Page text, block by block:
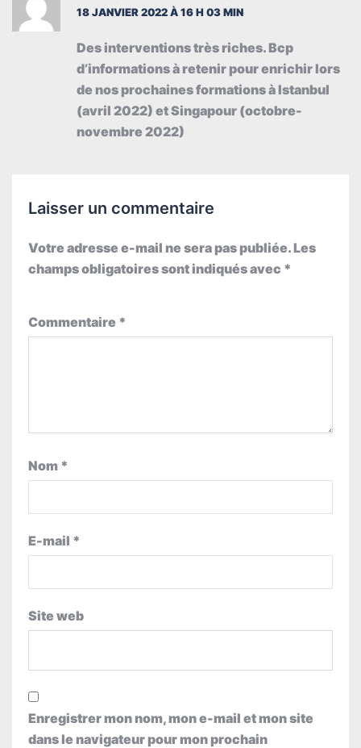
18 JANVIER 2022 À 16 H 03 MIN
Des interventions très riches. Bcp
d’informations à retenir pour enrichir lors
de nos prochaines formations à Istanbul
(avril 2022) et Singapour (octobre-
novembre 2022)
Laisser un commentaire
Votre adresse e-mail ne sera pas publiée.Les
champs obligatoires sont indiqués avec *
Commentaire *
Nom *
E-mail *
Site web
Enregistrer mon nom, mon e-mail et mon site
dans le navigateur pour mon prochain